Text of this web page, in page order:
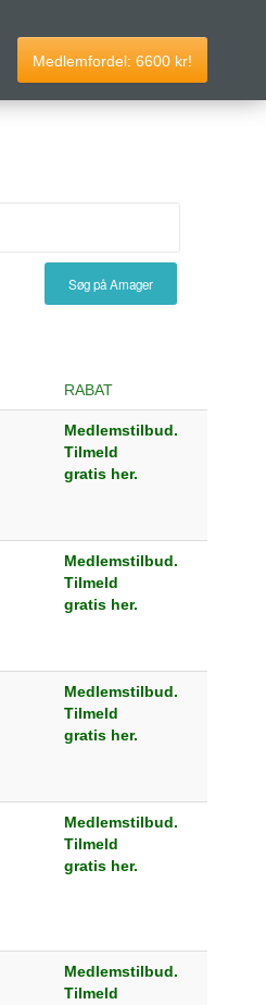
Medlemfordel:6600 kr!
Søg på Amager
RABAT
Medlemstilbud.
Tilmeld
gratis her.
Medlemstilbud.
Tilmeld
gratis her.
Medlemstilbud.
Tilmeld
gratis her.
Medlemstilbud.
Tilmeld
gratis her.
Medlemstilbud.
Tilmeld